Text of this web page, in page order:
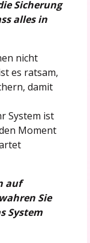
Sicherung
alles in
nicht
es ratsam,
damit
System ist
Moment
auf
Sie
System